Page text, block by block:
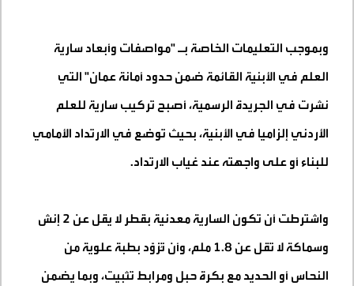
وبموجب التعليمات الخاصة بـ "مواصفات وأبعاد سارية
العلم في الأبنية القائمة ضمن حدود أمانة عمان" التي
نشرت في الجريدة الرسمية، أصبح تركيب سارية للعلم
الأردني إلزاميا في الأبنية، بحيث توضع في الارتداد الأمامي
للبناء أو على واجهته عند غياب الارتداد.
واشترطت أن تكون السارية معدنية بقطر لا يقل عن 2 إنش
وسماكة لا تقل عن 1.8 ملم، وأن تُزوّد بطبة علوية من
النحاس أو الحديد مع بكرة حبل ومرابط تثبيت، وبما يضمن